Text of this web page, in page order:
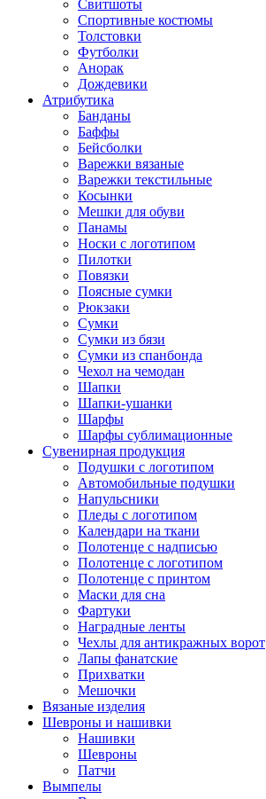
Свитшоты
Спортивные костюмы
Толстовки
Футболки
Анорак
Дождевики
Атрибутика
Банданы
Баффы
Бейсболки
Варежки вязаные
Варежки текстильные
Косынки
Мешки для обуви
Панамы
Носки с логотипом
Пилотки
Повязки
Поясные сумки
Рюкзаки
Сумки
Сумки из бязи
Сумки из спанбонда
Чехол на чемодан
Шапки
Шапки-ушанки
Шарфы
Шарфы сублимационные
Сувенирная продукция
Подушки с логотипом
Автомобильные подушки
Напульсники
Пледы с логотипом
Календари на ткани
Полотенце с надписью
Полотенце с логотипом
Полотенце с принтом
Маски для сна
Фартуки
Наградные ленты
Чехлы для антикражных ворот
Лапы фанатские
Прихватки
Мешочки
Вязаные изделия
Шевроны и нашивки
Нашивки
Шевроны
Патчи
Вымпелы